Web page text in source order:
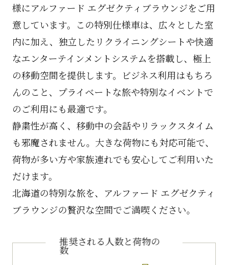
様にアルファード エグゼクティブラウンジをご用
意しています。この特別仕様車は、広々とした室
内に加え、独立したリクライニングシートや快適
なエンターテインメントシステムを搭載し、極上
の移動空間を提供します。ビジネス利用はもちろ
んのこと、プライベートな旅や特別なイベントで
のご利用にも最適です。
静粛性が高く、移動中の会話やリラックスタイム
も邪魔されません。大きな荷物にも対応可能で、
荷物が多い方や家族連れでも安心してご利用いた
だけます。
北海道の特別な旅を、アルファード エグゼクティ
ブラウンジの贅沢な空間でご満喫ください。
推奨される人数と荷物の
数